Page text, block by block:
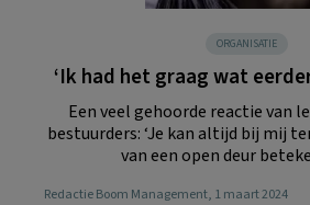
ORGANISATIE
‘Ik had het graag wat
Een veel gehoorde reactie van
bestuurders: ‘Je kan altijd bij mij
van een open deur
Redactie Boom Management, 1 maart 2024